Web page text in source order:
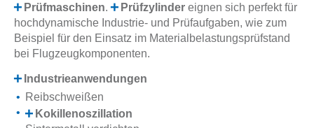
Prüfmaschinen. Prüfzylinder eignen sich perfekt für
hochdynamische Industrie- und Prüfaufgaben, wie zum
Beispiel für den Einsatz im Materialbelastungsprüfstand
bei Flugzeugkomponenten.
Industrieanwendungen
Reibschweißen
Kokillenoszillation